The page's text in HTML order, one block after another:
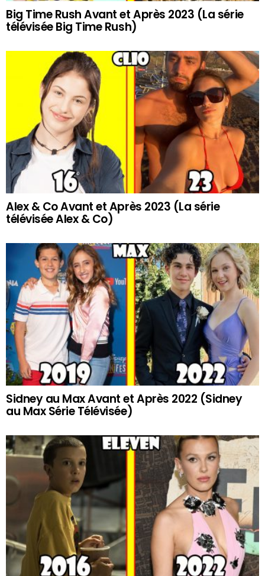
Big Time Rush Avant et Après 2023 (La série
télévisée Big Time Rush)
Alex & Co Avant et Après 2023 (La série
télévisée Alex & Co)
Sidney au Max Avant et Après 2022 (Sidney
au Max Série Télévisée)